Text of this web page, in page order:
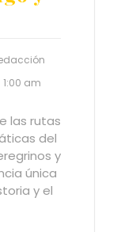
1:00 am
del
y
única
y el